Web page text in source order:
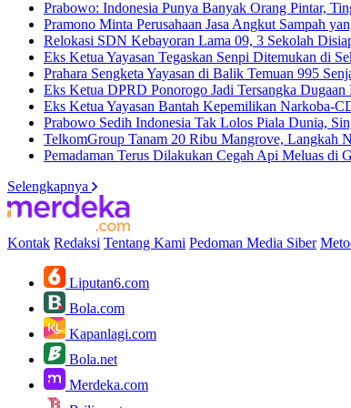
Prabowo: Indonesia Punya Banyak Orang Pintar,
Pramono Minta Perusahaan Jasa Angkut Sampah
Relokasi SDN Kebayoran Lama 09, 3 Sekolah
Eks Ketua Yayasan Tegaskan Senpi Ditemukan di
Prahara Sengketa Yayasan di Balik Temuan 995
Eks Ketua DPRD Ponorogo Jadi Tersangka
Eks Ketua Yayasan Bantah Kepemilikan Narkoba-
Prabowo Sedih Indonesia Tak Lolos Piala Dunia,
TelkomGroup Tanam 20 Ribu Mangrove, Langkah
Pemadaman Terus Dilakukan Cegah Api Meluas di
Selengkapnya
Kontak Redaksi Tentang Kami Pedoman Media Siber
Liputan6.com
Bola.com
Kapanlagi.com
Bola.net
Merdeka.com